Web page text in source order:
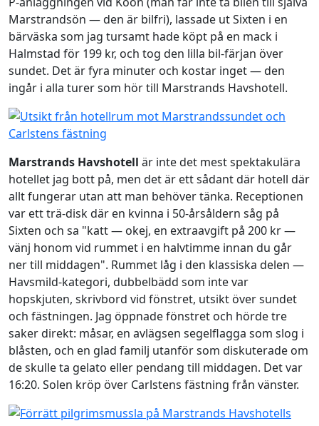
Marstrandsön — den är bilfri), lassade ut Sixten i en
bärväska som jag tursamt hade köpt på en mack i
Halmstad för 199 kr, och tog den lilla bil-färjan över
sundet. Det är fyra minuter och kostar inget — den
ingår i alla turer som hör till Marstrands Havshotell.
Marstrands Havshotell är inte det mest spektakulära
hotellet jag bott på, men det är ett sådant där hotell där
allt fungerar utan att man behöver tänka. Receptionen
var ett trä-disk där en kvinna i 50-årsåldern såg på
Sixten och sa "katt — okej, en extraavgift på 200 kr —
vänj honom vid rummet i en halvtimme innan du går
ner till middagen". Rummet låg i den klassiska delen —
Havsmild-kategori, dubbelbädd som inte var
hopskjuten, skrivbord vid fönstret, utsikt över sundet
och fästningen. Jag öppnade fönstret och hörde tre
saker direkt: måsar, en avlägsen segelflagga som slog i
blåsten, och en glad familj utanför som diskuterade om
de skulle ta gelato eller pendang till middagen. Det var
16:20. Solen kröp över Carlstens fästning från vänster.